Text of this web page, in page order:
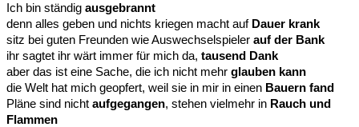
Ich bin ständig ausgebrannt
denn alles geben und nichts kriegen macht aufDauer krank
sitz bei guten Freunden wie Auswechselspieler auf der Bank
ihr sagtet ihr wärt immer für mich da, tausend Dank
aber das ist eine Sache, die ich nicht mehr glauben kann
die Welt hat mich geopfert, weil sie in mir in einen Bauern fand
Pläne sind nicht aufgegangen, stehen vielmehr in Rauch und
Flammen